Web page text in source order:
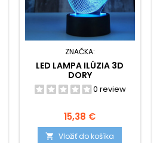
ZNAČKA:
LED LAMPA ILÚZIA 3D
DORY
0 review
Cena
15,38 €
 Vložiť do košíka